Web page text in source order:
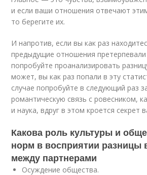
и если ваши отношения отвечают
то берегите их.
И напротив, если вы как раз
предыдущие отношения
попробуйте проанализировать
может, вы как раз попали в эту
случае попробуйте в следующий раз
романтическую связь с ровесником,
и наука, вдруг в этом кроется секрет
Какова роль культуры и
норм в восприятии разницы
между партнерами
Осуждение общества.